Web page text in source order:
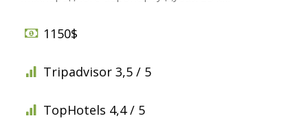
1150$
Tripadvisor 3,5 / 5
TopHotels 4,4 / 5